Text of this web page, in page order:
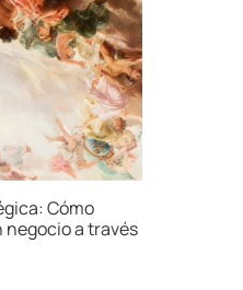
Cómo
a través